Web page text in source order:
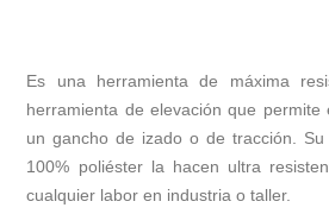
Es una herramienta de máxima
herramienta de elevación que
un gancho de izado o de tracción.
100% poliéster la hacen ultra
cualquier labor en industria o taller.